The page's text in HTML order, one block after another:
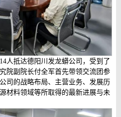
人抵达德阳川发龙蟒公司，受到了
院副院长付全军首先带领交流团参
司的战略布局、主营业务、发展历
材料领域等所取得的最新进展与未